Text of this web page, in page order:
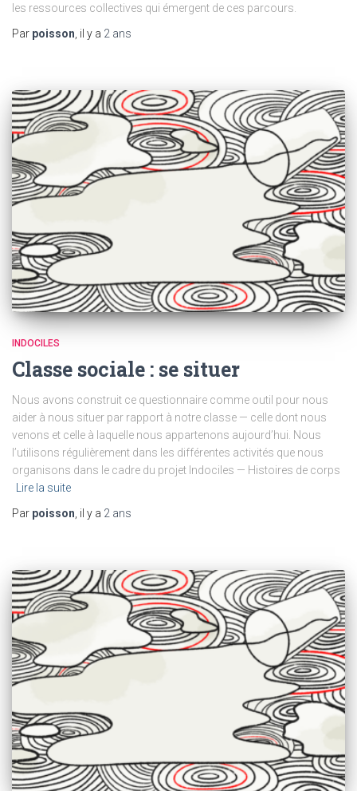
les ressources collectives qui émergent de ces parcours.
Par poisson , il y a 2 ans
INDOCILES
Classe sociale : se situer
Nous avons construit ce questionnaire comme outil pour nous
aider à nous situer par rapport à notre classe — celle dont nous
venons et celle à laquelle nous appartenons aujourd’hui. Nous
l’utilisons régulièrement dans les différentes activités que nous
organisons dans le cadre du projet Indociles — Histoires de corps
Lire la suite
Par poisson, il y a 2 ans